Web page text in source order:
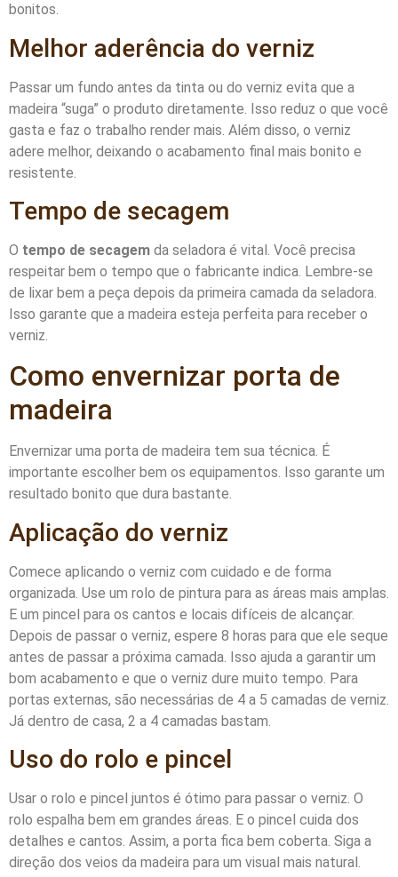
bonitos.
Melhor aderência do verniz
Passar um fundo antes da tinta ou do verniz evita que a
madeira “suga” o produto diretamente. Isso reduz o que você
gasta e faz o trabalho render mais. Além disso, o verniz
adere melhor, deixando o acabamento final mais bonito e
resistente.
Tempo de secagem
O tempo de secagem da seladora é vital. Você precisa
respeitar bem o tempo que o fabricante indica. Lembre-se
de lixar bem a peça depois da primeira camada da seladora.
Isso garante que a madeira esteja perfeita para receber o
verniz.
Como envernizar porta de
madeira
Envernizar uma porta de madeira tem sua técnica. É
importante escolher bem os equipamentos. Isso garante um
resultado bonito que dura bastante.
Aplicação do verniz
Comece aplicando o verniz com cuidado e de forma
organizada. Use um rolo de pintura para as áreas mais amplas.
E um pincel para os cantos e locais difíceis de alcançar.
Depois de passar o verniz, espere 8 horas para que ele seque
antes de passar a próxima camada. Isso ajuda a garantir um
bom acabamento e que o verniz dure muito tempo. Para
portas externas, são necessárias de 4 a 5 camadas de verniz.
Já dentro de casa, 2 a 4 camadas bastam.
Uso do rolo e pincel
Usar o rolo e pincel juntos é ótimo para passar o verniz. O
rolo espalha bem em grandes áreas. E o pincel cuida dos
detalhes e cantos. Assim, a porta fica bem coberta. Siga a
direção dos veios da madeira para um visual mais natural.